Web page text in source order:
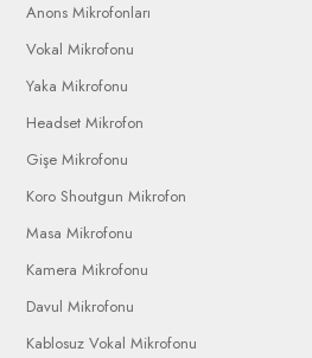
Anons Mikrofonları
Vokal Mikrofonu
Yaka Mikrofonu
Headset Mikrofon
Gişe Mikrofonu
Koro Shoutgun Mikrofon
Masa Mikrofonu
Kamera Mikrofonu
Davul Mikrofonu
Kablosuz Vokal Mikrofonu